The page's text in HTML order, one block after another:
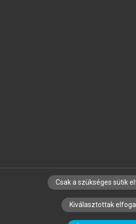
SZERZŐKNEK CÉGEKNEK
SZERKESZTÉSI ÉS
Csak a szükséges sütik
Kiválasztottak